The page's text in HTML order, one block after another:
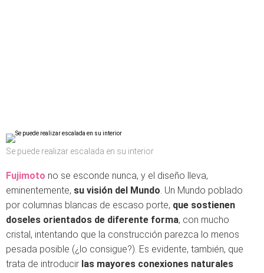
Se puede realizar escalada en su interior
Fujimoto no se esconde nunca, y el diseño lleva,
eminentemente, su visión del Mundo. Un Mundo poblado
por columnas blancas de escaso porte, que sostienen
doseles orientados de diferente forma, con mucho
cristal, intentando que la construcción parezca lo menos
pesada posible (¿lo consigue?). Es evidente, también, que
trata de introducir las mayores conexiones naturales